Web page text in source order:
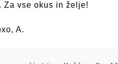
vse okus in želje!
A.